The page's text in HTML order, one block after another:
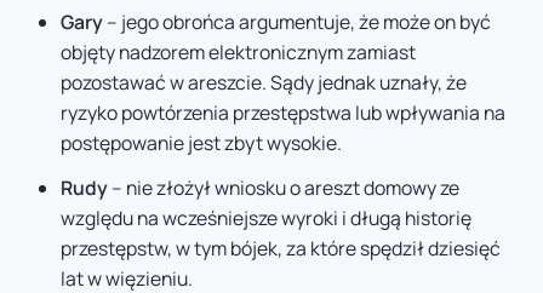
Gary– jego obrońca argumentuje, że może on być
objęty nadzorem elektronicznym zamiast
pozostawać w areszcie. Sądy jednak uznały, że
ryzyko powtórzenia przestępstwa lub wpływania na
postępowanie jest zbyt wysokie.
Rudy– nie złożył wniosku o areszt domowy ze
względu na wcześniejsze wyroki i długą historię
przestępstw, w tym bójek, za które spędził dziesięć
lat w więzieniu.